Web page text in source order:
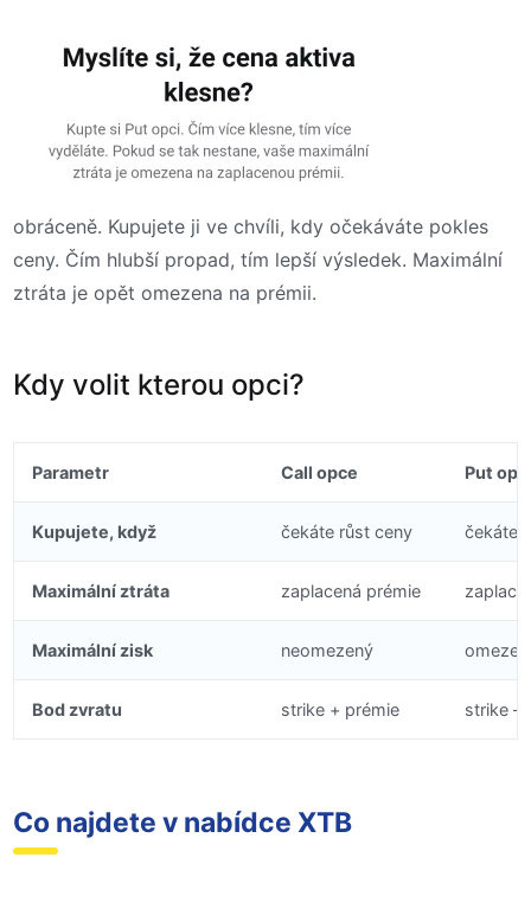
obráceně. Kupujete ji ve chvíli, kdy očekáváte pokles
ceny. Čím hlubší propad, tím lepší výsledek. Maximální
ztráta je opět omezena na prémii.
Kdy volit kterou opci?
Parametr Call opce Put
Kupujete, když čekáte růst ceny čekáte
Maximální ztráta zaplacená prémie
Maximální zisk neomezený
Bod zvratu strike + prémie strike –
Co najdete v nabídce XTB